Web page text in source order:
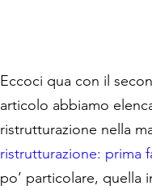
Eccoci qua con il
articolo abbiamo
ristrutturazione nella
ristrutturazione: prima
po’ particolare, quella